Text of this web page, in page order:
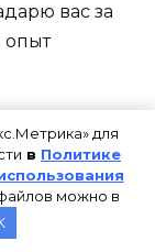
вас за
для
в Политике
можно в